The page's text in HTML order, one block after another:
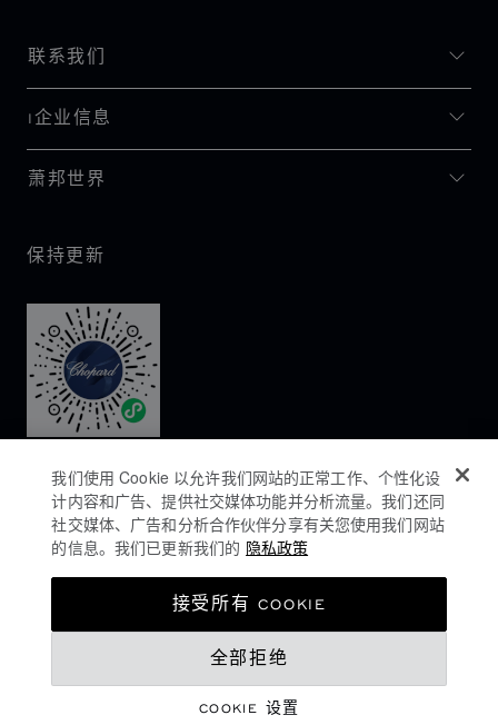
联系我们
I企业信息
萧邦世界
保持更新
COOKIES政策
我们使用 Cookie 以允许我们网站的正常工作、个性化设
计内容和广告、提供社交媒体功能并分析流量。我们还同
社交媒体、广告和分析合作伙伴分享有关您使用我们网站
的信息。我们已更新我们的 隐私政策
COOKIE 设置
全部拒绝
接受所有 COOKIE